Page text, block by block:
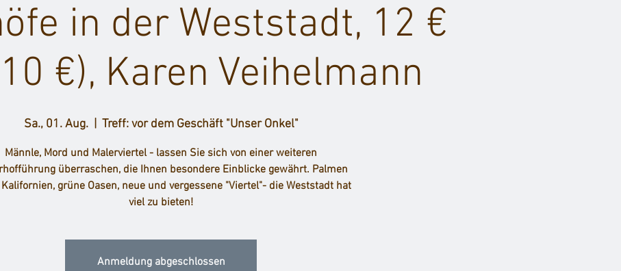
in der Weststadt, 12 €
€), Karen Veihelmann
Sa., 01. Aug.
  |
Treff: vor dem Geschäft "Unser Onkel"
Männle, Mord und Malerviertel - lassen Sie sich von einer weiteren
überraschen, die Ihnen besondere Einblicke gewährt. Palmen
grüne Oasen, neue und vergessene "Viertel"- die Weststadt hat
viel zu bieten!
Anmeldung abgeschlossen